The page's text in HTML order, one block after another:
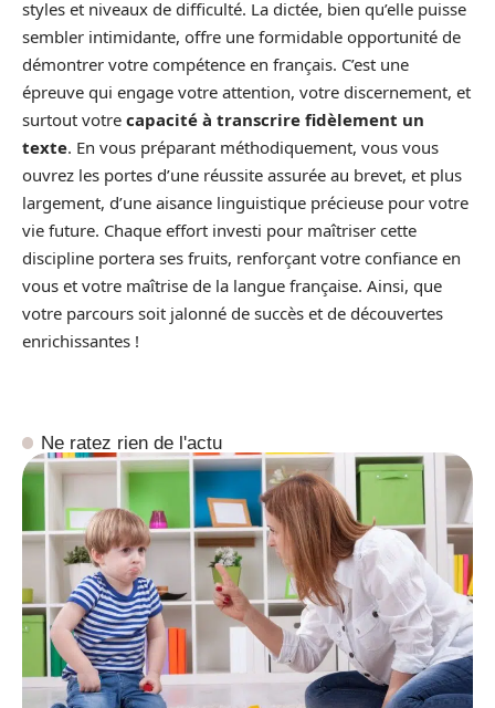
styles et niveaux de difficulté. La dictée, bien qu’elle puisse
sembler intimidante, offre une formidable opportunité de
démontrer votre compétence en français. C’est une
épreuve qui engage votre attention, votre discernement, et
surtout votre capacité à transcrire fidèlement un
texte. En vous préparant méthodiquement, vous vous
ouvrez les portes d’une réussite assurée au brevet, et plus
largement, d’une aisance linguistique précieuse pour votre
vie future. Chaque effort investi pour maîtriser cette
discipline portera ses fruits, renforçant votre confiance en
vous et votre maîtrise de la langue française. Ainsi, que
votre parcours soit jalonné de succès et de découvertes
enrichissantes !
Ne ratez rien de l'actu